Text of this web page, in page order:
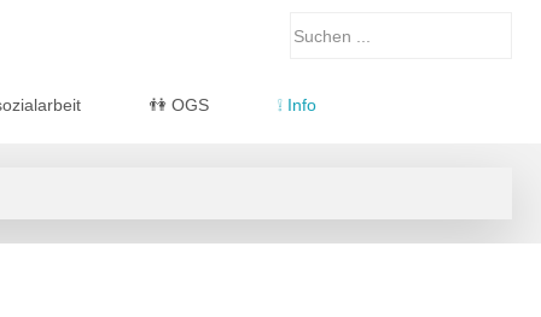
👫 OGS ❕ Info